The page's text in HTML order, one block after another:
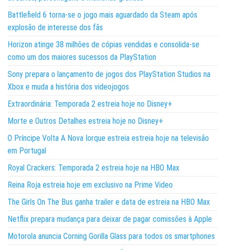
Battlefield 6 torna-se o jogo mais aguardado da Steam após
explosão de interesse dos fãs
Horizon atinge 38 milhões de cópias vendidas e consolida-se
como um dos maiores sucessos da PlayStation
Sony prepara o lançamento de jogos dos PlayStation Studios na
Xbox e muda a história dos videojogos
Extraordinária: Temporada 2 estreia hoje no Disney+
Morte e Outros Detalhes estreia hoje no Disney+
O Príncipe Volta A Nova Iorque estreia estreia hoje na televisão
em Portugal
Royal Crackers: Temporada 2 estreia hoje na HBO Max
Reina Roja estreia hoje em exclusivo na Prime Video
The Girls On The Bus ganha trailer e data de estreia na HBO Max
Netflix prepara mudança para deixar de pagar comissões à Apple
Motorola anuncia Corning Gorilla Glass para todos os smartphones